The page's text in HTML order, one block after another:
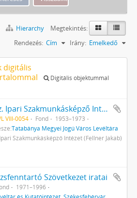
Hierarchy
Megtekintés:
Rendezés: Cím Irány: Emelkedő
digitális
Digitális objektummal
314. sz. Ipari Szakmunkásképző Intézet (Fellner Jakab)
VIII-0054 Fond
1953–1973
Tatabánya Megyei Jogú Város Levéltára
Szakmunkásképző Intézet (Fellner Jakab)
Szövetkezet iratai
1971–1996